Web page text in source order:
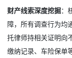
财产线索深度挖掘：
障，所有调查行为均
托律师持相关证明向
缴纳记录、车险保单